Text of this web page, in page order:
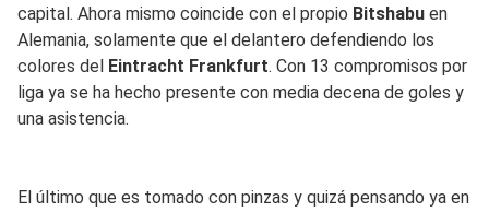
capital. Ahora mismo coincide con el propio Bitshabu en
Alemania, solamente que el delantero defendiendo los
colores del Eintracht Frankfurt. Con 13 compromisos por
liga ya se ha hecho presente con media decena de goles y
una asistencia.
El último que es tomado con pinzas y quizá pensando ya en